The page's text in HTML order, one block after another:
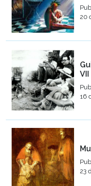
20
VII
16
23